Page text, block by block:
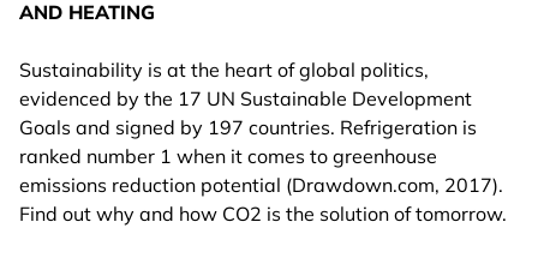
AND HEATING
Sustainability is at the heart of global politics,
evidenced by the 17 UN Sustainable Development
Goals and signed by 197 countries. Refrigeration is
ranked number 1 when it comes to greenhouse
emissions reduction potential (Drawdown.com, 2017).
Find out why and how CO2 is the solution of tomorrow.